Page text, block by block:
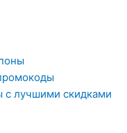
с лучшими скидками